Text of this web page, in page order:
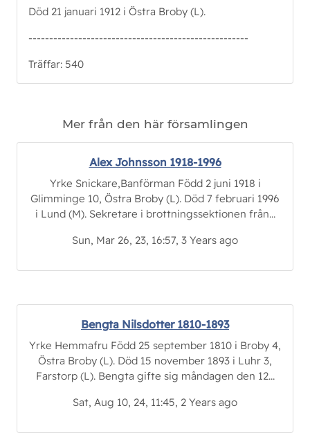
Död 21 januari 1912 i Östra Broby (L).
-----------------------------------------------------
Träffar: 540
Mer från den här församlingen
Alex Johnsson 1918-1996
Yrke Snickare,Banförman Född 2 juni 1918 i
Glimminge 10, Östra Broby (L). Död 7 februari 1996
i Lund (M). Sekretare i brottningssektionen från...
Sun, Mar 26, 23, 16:57, 3 Years ago
Bengta Nilsdotter 1810-1893
Yrke Hemmafru Född 25 september 1810 i Broby 4,
Östra Broby (L). Död 15 november 1893 i Luhr 3,
Farstorp (L). Bengta gifte sig måndagen den 12...
Sat, Aug 10, 24, 11:45, 2 Years ago